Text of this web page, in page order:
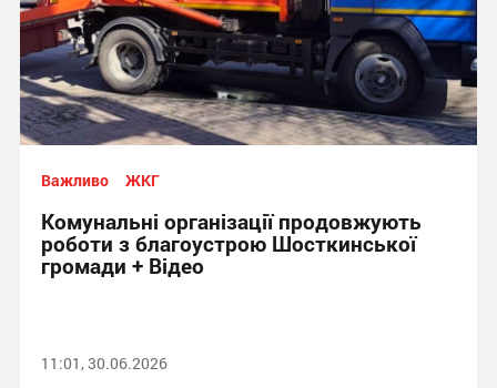
Важливо ЖКГ
Комунальні організації продовжують
роботи з благоустрою Шосткинської
громади + Відео
11:01, 30.06.2026